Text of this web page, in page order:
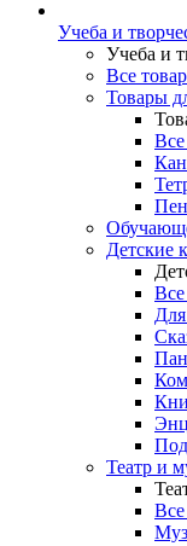
Учеба и
Учеба и
Все
Товары
Детские
Театр и